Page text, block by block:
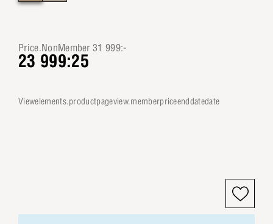
Price.NonMember 31 999:-
23 999:25
viewelements.productpageview.memberpriceenddatedate